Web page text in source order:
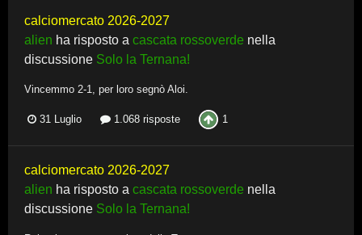
calciomercato 2026-2027
alien ha risposto a cascata rossoverde nella
discussione Solo la Ternana!
Vincemmo 2-1, per loro segnò Aloi.
31 Luglio 1.068 risposte 1
calciomercato 2026-2027
alien ha risposto a cascata rossoverde nella
discussione Solo la Ternana!